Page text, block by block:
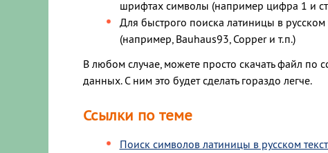
шрифтах символы (например цифра 1 и
Для быстрого поиска латиницы в
(например, Bauhaus93, Copper и т.п.)
В любом случае, можете просто скачать файл по
данных. С ним это будет сделать гораздо легче.
Ссылки по теме
Поиск символов латиницы в русском